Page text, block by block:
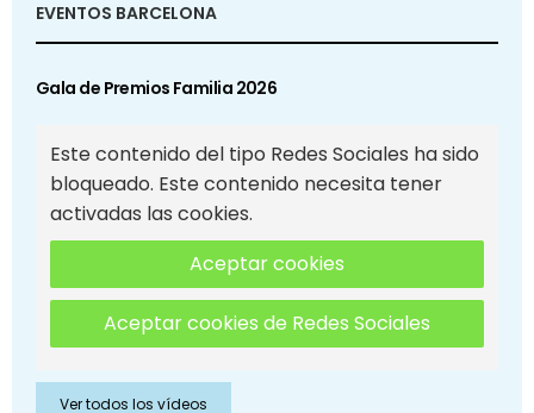
EVENTOS BARCELONA
Gala de Premios Familia 2026
Este contenido del tipo Redes Sociales ha sido
bloqueado. Este contenido necesita tener
activadas las cookies.
Aceptar cookies
Aceptar cookies de Redes Sociales
Ver todos los vídeos